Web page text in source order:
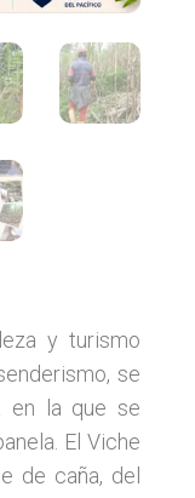
y turismo
se
en la que se
El Viche
de caña, del